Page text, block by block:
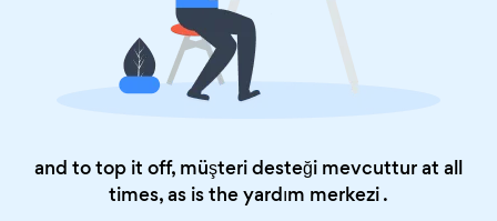
and to top it off, müşteri desteği mevcuttur at all
times, as is theyardım merkezi.